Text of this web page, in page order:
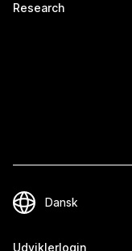
Research
Udviklerlogin